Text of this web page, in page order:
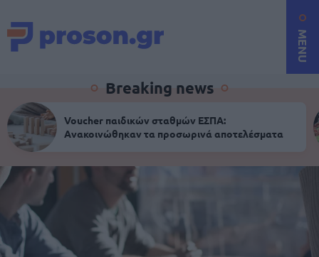
MENU
Breaking news
Voucher παιδικών σταθμών ΕΣΠΑ:
Ανακοινώθηκαν τα προσωρινά αποτελέσματα